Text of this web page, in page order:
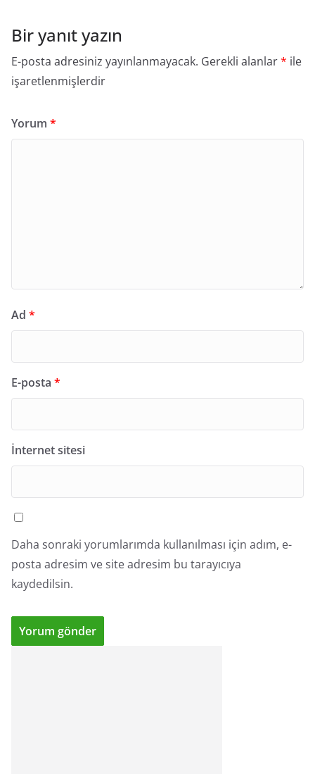
Bir yanıt yazın
E-posta adresiniz yayınlanmayacak. Gerekli alanlar* ile
işaretlenmişlerdir
Yorum *
Ad *
E-posta *
İnternet sitesi
Daha sonraki yorumlarımda kullanılması için adım, e-
posta adresim ve site adresim bu tarayıcıya
kaydedilsin.